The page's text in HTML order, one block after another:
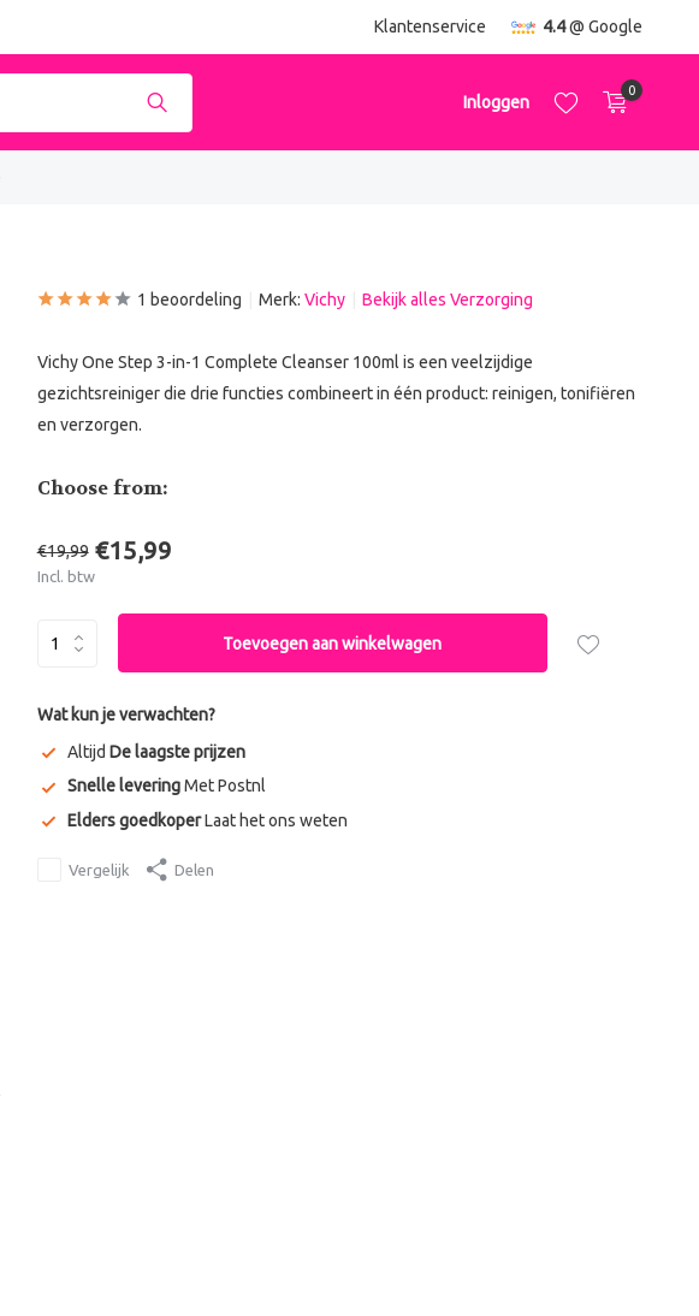
Klantenservice 4.4@ Google
Inloggen
0
1 beoordeling Merk: Vichy Bekijk alles Verzorging
Vichy One Step 3-in-1 Complete Cleanser 100ml is een veelzijdige
gezichtsreiniger die drie functies combineert in één product: reinigen, tonifiëren
en verzorgen.
Choose from:
€19,99 €15,99
Incl. btw
Toevoegen aan winkelwagen
Wat kun je verwachten?
Altijd De laagste prijzen
Snelle leveringMet Postnl
Elders goedkoperLaat het ons weten
Vergelijk Delen